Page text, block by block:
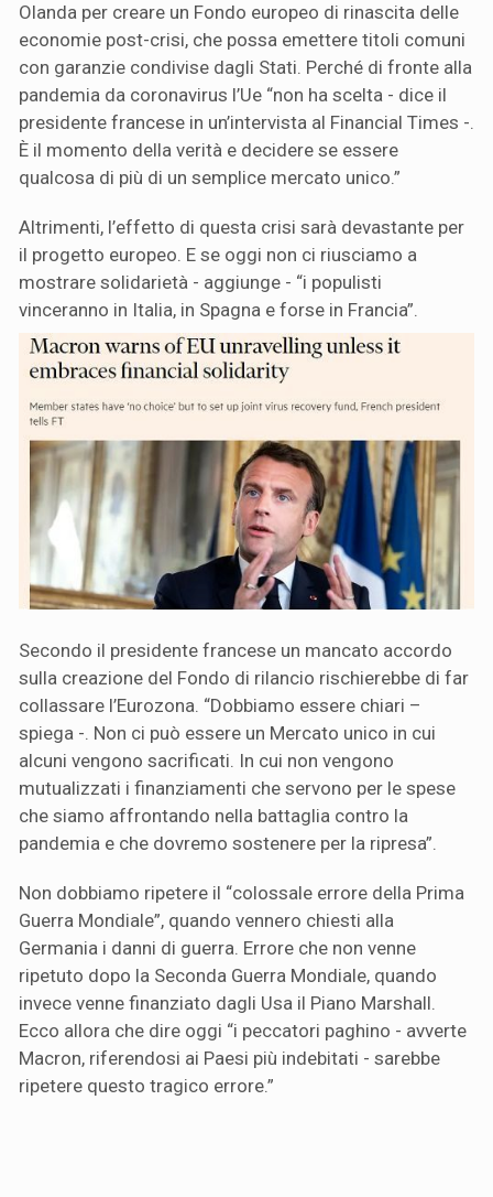
Olanda per creare un Fondo europeo di rinascita delle
economie post-crisi, che possa emettere titoli comuni
con garanzie condivise dagli Stati. Perché di fronte alla
pandemia da coronavirus l’Ue “non ha scelta - dice il
presidente francese in un’intervista al Financial Times -.
È il momento della verità e decidere se essere
qualcosa di più di un semplice mercato unico.”
Altrimenti, l’effetto di questa crisi sarà devastante per
il progetto europeo. E se oggi non ci riusciamo a
mostrare solidarietà - aggiunge - “i populisti
vinceranno in Italia, in Spagna e forse in Francia”.
Secondo il presidente francese un mancato accordo
sulla creazione del Fondo di rilancio rischierebbe di far
collassare l’Eurozona. “Dobbiamo essere chiari –
spiega -. Non ci può essere un Mercato unico in cui
alcuni vengono sacrificati. In cui non vengono
mutualizzati i finanziamenti che servono per le spese
che siamo affrontando nella battaglia contro la
pandemia e che dovremo sostenere per la ripresa”.
Non dobbiamo ripetere il “colossale errore della Prima
Guerra Mondiale”, quando vennero chiesti alla
Germania i danni di guerra. Errore che non venne
ripetuto dopo la Seconda Guerra Mondiale, quando
invece venne finanziato dagli Usa il Piano Marshall.
Ecco allora che dire oggi “i peccatori paghino - avverte
Macron, riferendosi ai Paesi più indebitati - sarebbe
ripetere questo tragico errore.”